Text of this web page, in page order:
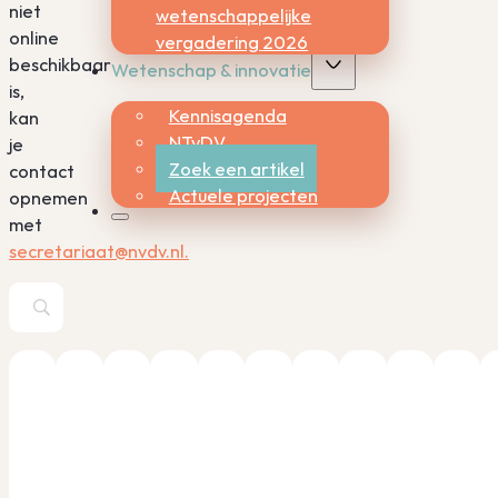
wetenschappelijke
vergadering 2026
Wetenschap & innovatie
Kennisagenda
NTvDV
Zoek een artikel
Actuele projecten
niet
online
beschikbaar
is,
kan
je
contact
opnemen
met
secretariaat@nvdv.nl.